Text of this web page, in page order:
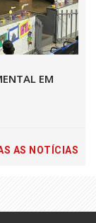
EM
AS NOTÍCIAS